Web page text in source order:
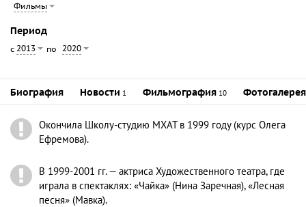
Фильмы
Период
с 2013 по 2020
Биография Новости 1 Фильмография 10 Фотогалерея
Окончила Школу-студию МХАТ в 1999 году (курс Олега
Ефремова).
В 1999-2001 гг. — актриса Художественного театра, где
играла в спектаклях: «Чайка» (Нина Заречная), «Лесная
песня» (Мавка).